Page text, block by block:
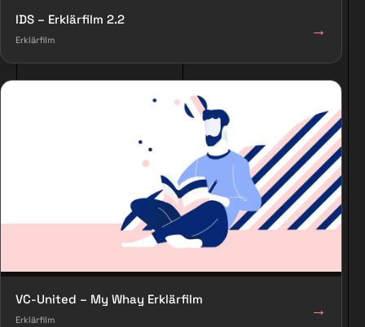
IDS – Erklärfilm 2.2
Erklärfilm →
VC-United – My Whay Erklärfilm
Erklärfilm →